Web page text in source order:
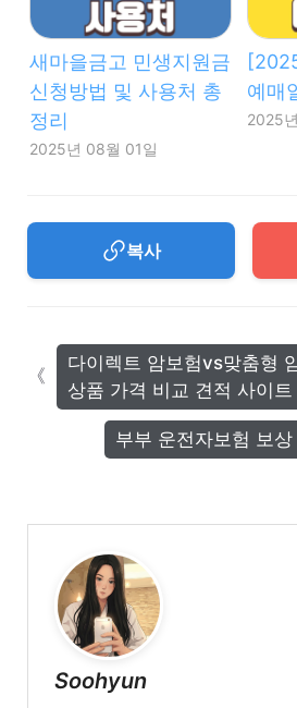
새마을금고 민생지원금
신청방법 및 사용처 총
정리
2025년 08월 01일
예매
2025
복사
부부 운전자보험 보
다이렉트 암보험vs맞춤형
상품 가격 비교 견적 사이트
Soohyun